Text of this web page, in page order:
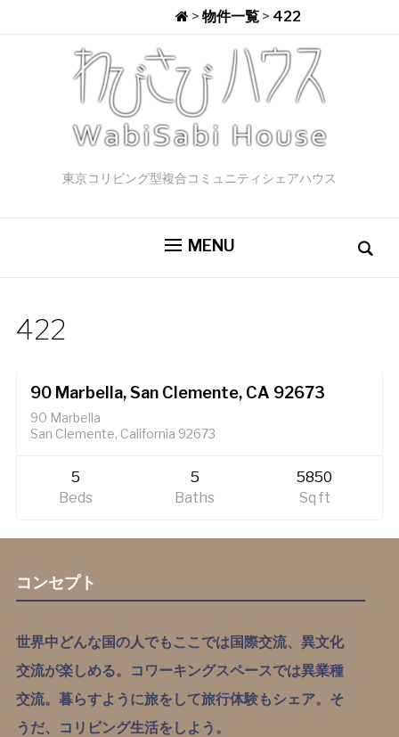
>物件一覧 > 422
東京コリビング型複合コミュニティシェアハウス
MENU
422
Residential
90 Marbella, San Clemente, CA 92673
90 Marbella
San Clemente, California 92673
5
Beds
5
Baths
5850
Sq ft
コンセプト
世界中どんな国の人でもここでは国際交流、異文化
交流が楽しめる。コワーキングスペースでは異業種
交流。暮らすように旅をして旅行体験もシェア。そ
うだ、コリビング生活をしよう。